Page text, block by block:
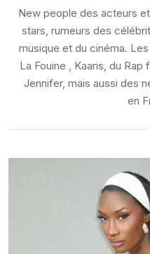
New people des acteurs
stars, rumeurs des
musique et du cinéma.
La Fouine , Kaaris, du Rap
Jennifer, mais aussi des
en